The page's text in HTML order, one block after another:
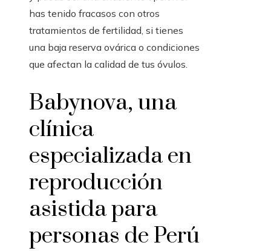
has tenido fracasos con otros
tratamientos de fertilidad, si tienes
una baja reserva ovárica o condiciones
que afectan la calidad de tus óvulos.
Babynova, una
clínica
especializada en
reproducción
asistida para
personas de Perú